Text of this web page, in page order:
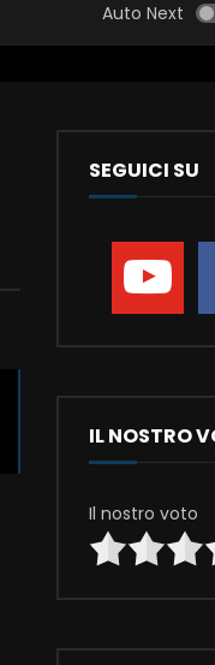
Auto Next
SEGUICI SU
IL NOSTRO
Il nostro voto